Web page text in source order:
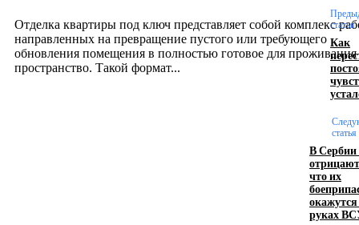
Отделка квартиры под ключ представляет собой комплекс
направленных на превращение пустого или требующего
обновления помещения в полностью готовое для проживания
пространство. Такой формат...
Девушка в бокале: легендарный номер бурлеска
статья
Как
статья
В Сербии
что их
руках